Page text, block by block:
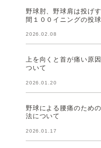
野球肘、野球肩は投げ
間１００イニングの投
2026.02.08
上を向くと首が痛い原
ついて
2026.01.20
野球による腰痛のため
法について
2026.01.17